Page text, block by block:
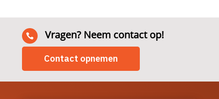
 Vragen? Neem contact op!
Contact opnemen